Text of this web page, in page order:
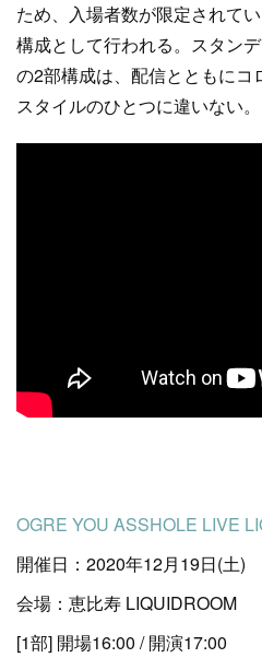
ため、入場者数が限定されて
構成として行われる。スタン
の2部構成は、配信とともに
スタイルのひとつに違いない。
OGRE YOU ASSHOLE LIVE
開催日：2020年12月19日(土)
会場：恵比寿 LIQUIDROOM
[1部] 開場16:00 / 開演17:00